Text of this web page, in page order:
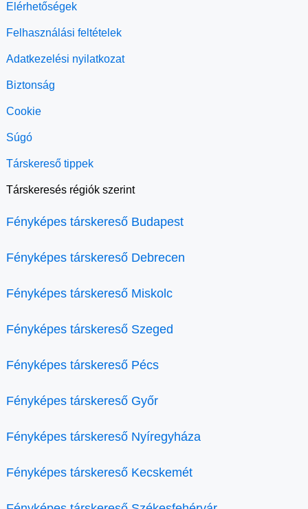
Elérhetőségek
Felhasználási feltételek
Adatkezelési nyilatkozat
Biztonság
Cookie
Súgó
Társkereső tippek
Társkeresés régiók szerint
Fényképes társkereső Budapest
Fényképes társkereső Debrecen
Fényképes társkereső Miskolc
Fényképes társkereső Szeged
Fényképes társkereső Pécs
Fényképes társkereső Győr
Fényképes társkereső Nyíregyháza
Fényképes társkereső Kecskemét